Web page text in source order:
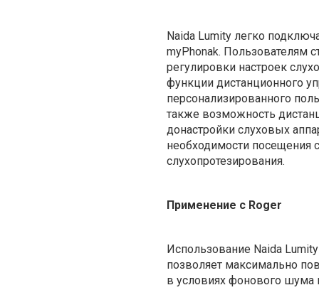
Naida Lumity легко
myPhonak. Пользователям
регулировки настроек
функции дистанционного
персонализированного
также возможность
донастройки слуховых
необходимости посещения
слухопротезирования.
Применение с Roger
Использование Naida
позволяет максимально
в условиях фонового шума